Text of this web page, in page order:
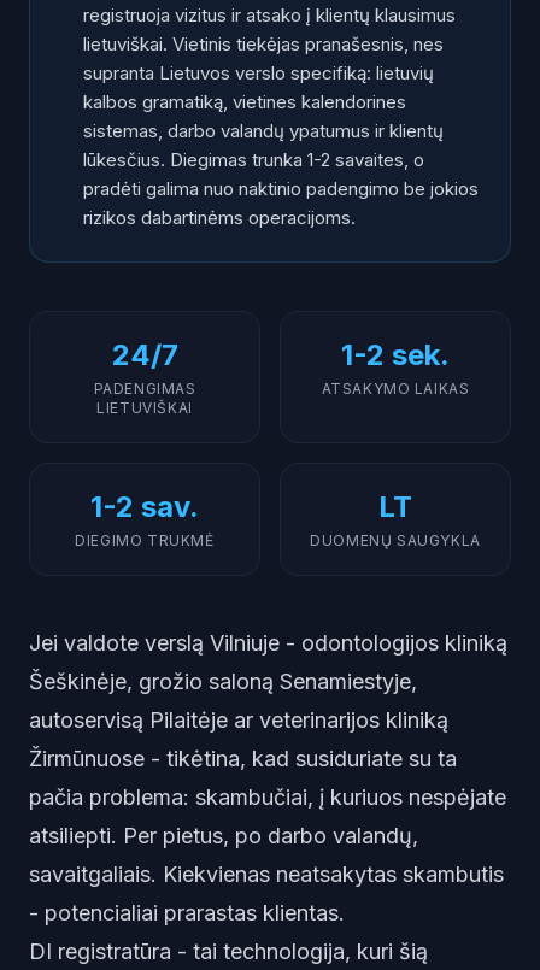
Diegimo procesas Vilniaus verslui
Kainų realybė
Ar tai tinka Jūsų verslui
registruoja vizitus ir atsako į klientų klausimus
lietuviškai. Vietinis tiekėjas pranašesnis, nes
supranta Lietuvos verslo specifiką: lietuvių
kalbos gramatiką, vietines kalendorines
sistemas, darbo valandų ypatumus ir klientų
lūkesčius. Diegimas trunka 1-2 savaites, o
pradėti galima nuo naktinio padengimo be jokios
rizikos dabartinėms operacijoms.
24/7
PADENGIMAS
LIETUVIŠKAI
1-2 sek.
ATSAKYMO LAIKAS
1-2 sav.
DIEGIMO TRUKMĖ
LT
DUOMENŲ SAUGYKLA
Jei valdote verslą Vilniuje - odontologijos kliniką
Šeškinėje, grožio saloną Senamiestyje,
autoservisą Pilaitėje ar veterinarijos kliniką
Žirmūnuose - tikėtina, kad susiduriate su ta
pačia problema: skambučiai, į kuriuos nespėjate
atsiliepti. Per pietus, po darbo valandų,
savaitgaliais. Kiekvienas neatsakytas skambutis
- potencialiai prarastas klientas.
DI registratūra - tai technologija, kuri šią